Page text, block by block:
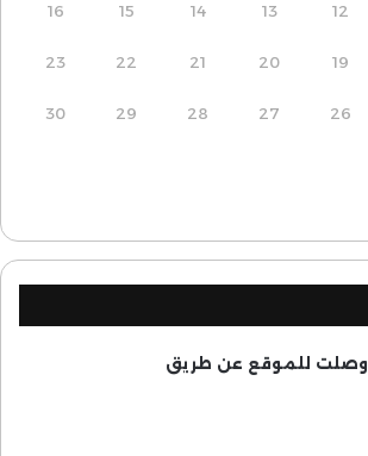
12
13
14
15
16
19
20
21
22
23
26
27
28
29
30
وصلت للموقع عن طريق